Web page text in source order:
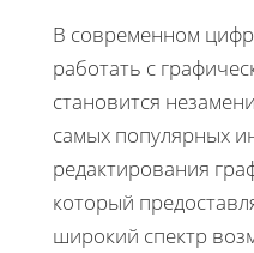
В современном
работать с
становится
самых популярных
редактирования
который
широкий спектр